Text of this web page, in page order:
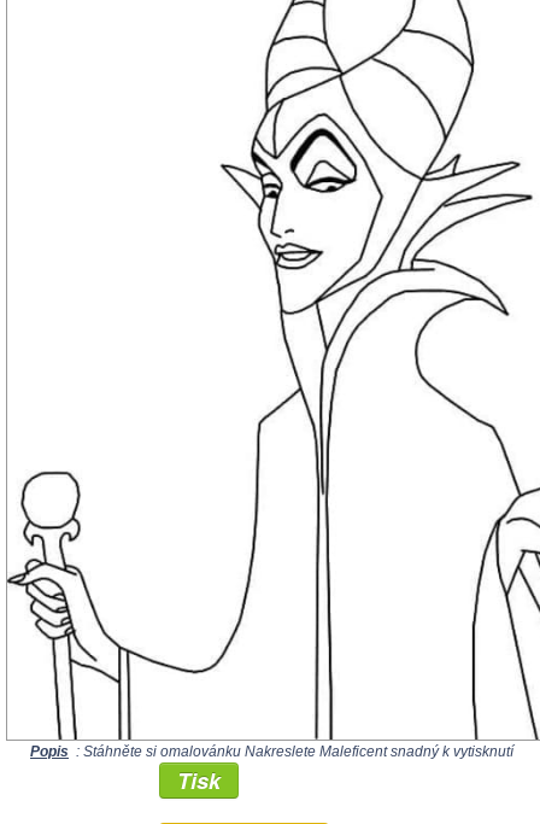
Popis : Stáhněte si omalovánku Nakreslete Maleficent snadný k vytisknutí
Tisk